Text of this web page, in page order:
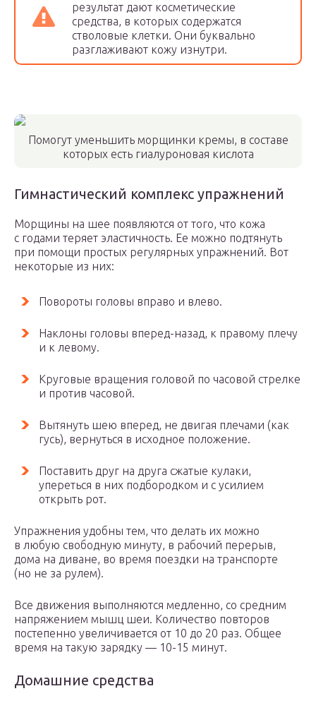
результат дают косметические
средства, в которых содержатся
стволовые клетки. Они буквально
разглаживают кожу изнутри.
Помогут уменьшить морщинки кремы, в составе
которых есть гиалуроновая кислота
Гимнастический комплекс упражнений
Морщины на шее появляются от того, что кожа
с годами теряет эластичность. Ее можно подтянуть
при помощи простых регулярных упражнений. Вот
некоторые из них:
Повороты головы вправо и влево.
Наклоны головы вперед-назад, к правому плечу
и к левому.
Круговые вращения головой по часовой стрелке
и против часовой.
Вытянуть шею вперед, не двигая плечами (как
гусь), вернуться в исходное положение.
Поставить друг на друга сжатые кулаки,
упереться в них подбородком и с усилием
открыть рот.
Упражнения удобны тем, что делать их можно
в любую свободную минуту, в рабочий перерыв,
дома на диване, во время поездки на транспорте
(но не за рулем).
Все движения выполняются медленно, со средним
напряжением мышц шеи. Количество повторов
постепенно увеличивается от 10 до 20 раз. Общее
время на такую зарядку — 10-15 минут.
Домашние средства